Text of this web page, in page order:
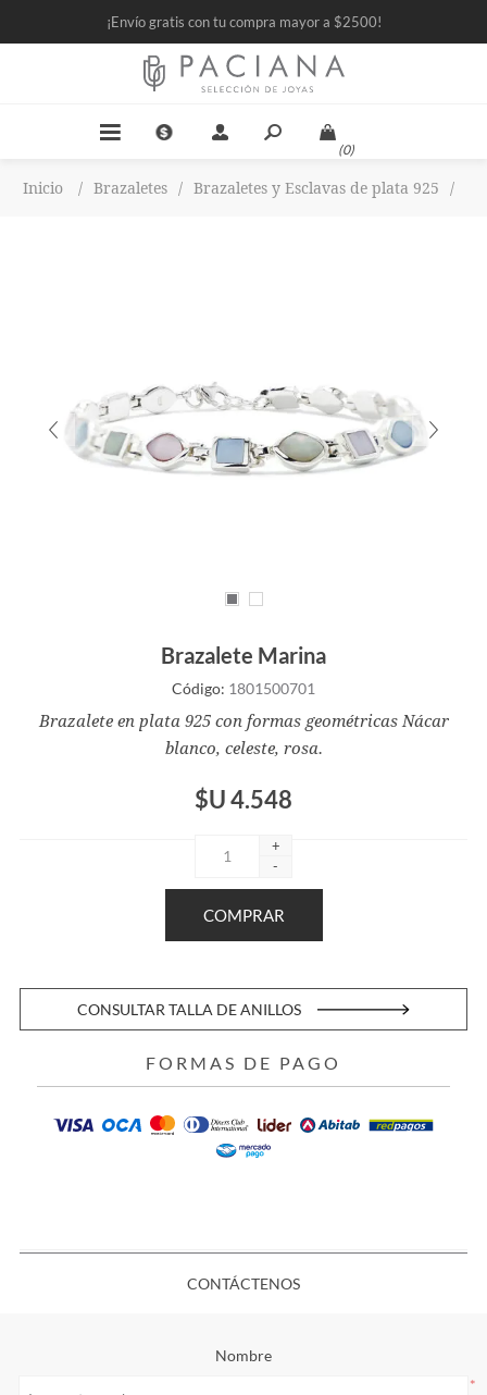
¡Envío gratis con tu compra mayor a $2500!
(0)
Inicio / Brazaletes / Brazaletes y Esclavas de plata 925 /
Brazalete Marina
Código: 1801500701
Brazalete en plata 925 con formas geométricas Nácar
blanco, celeste, rosa.
$U 4.548
+
-
CONSULTAR TALLA DE ANILLOS
FORMAS DE PAGO
CONTÁCTENOS
Nombre
*